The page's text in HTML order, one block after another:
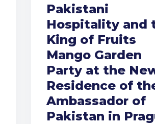
Pakistani
Hospitality and
King of Fruits
Mango Garden
Party at the
Residence of
Ambassador of
Pakistan in